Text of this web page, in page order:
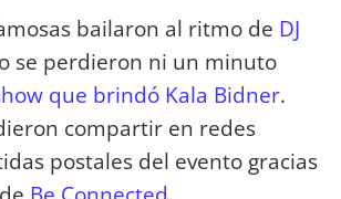
bailaron al ritmo de DJ
se perdieron ni un minuto
que brindó Kala Bidner.
compartir en redes
postales del evento gracias